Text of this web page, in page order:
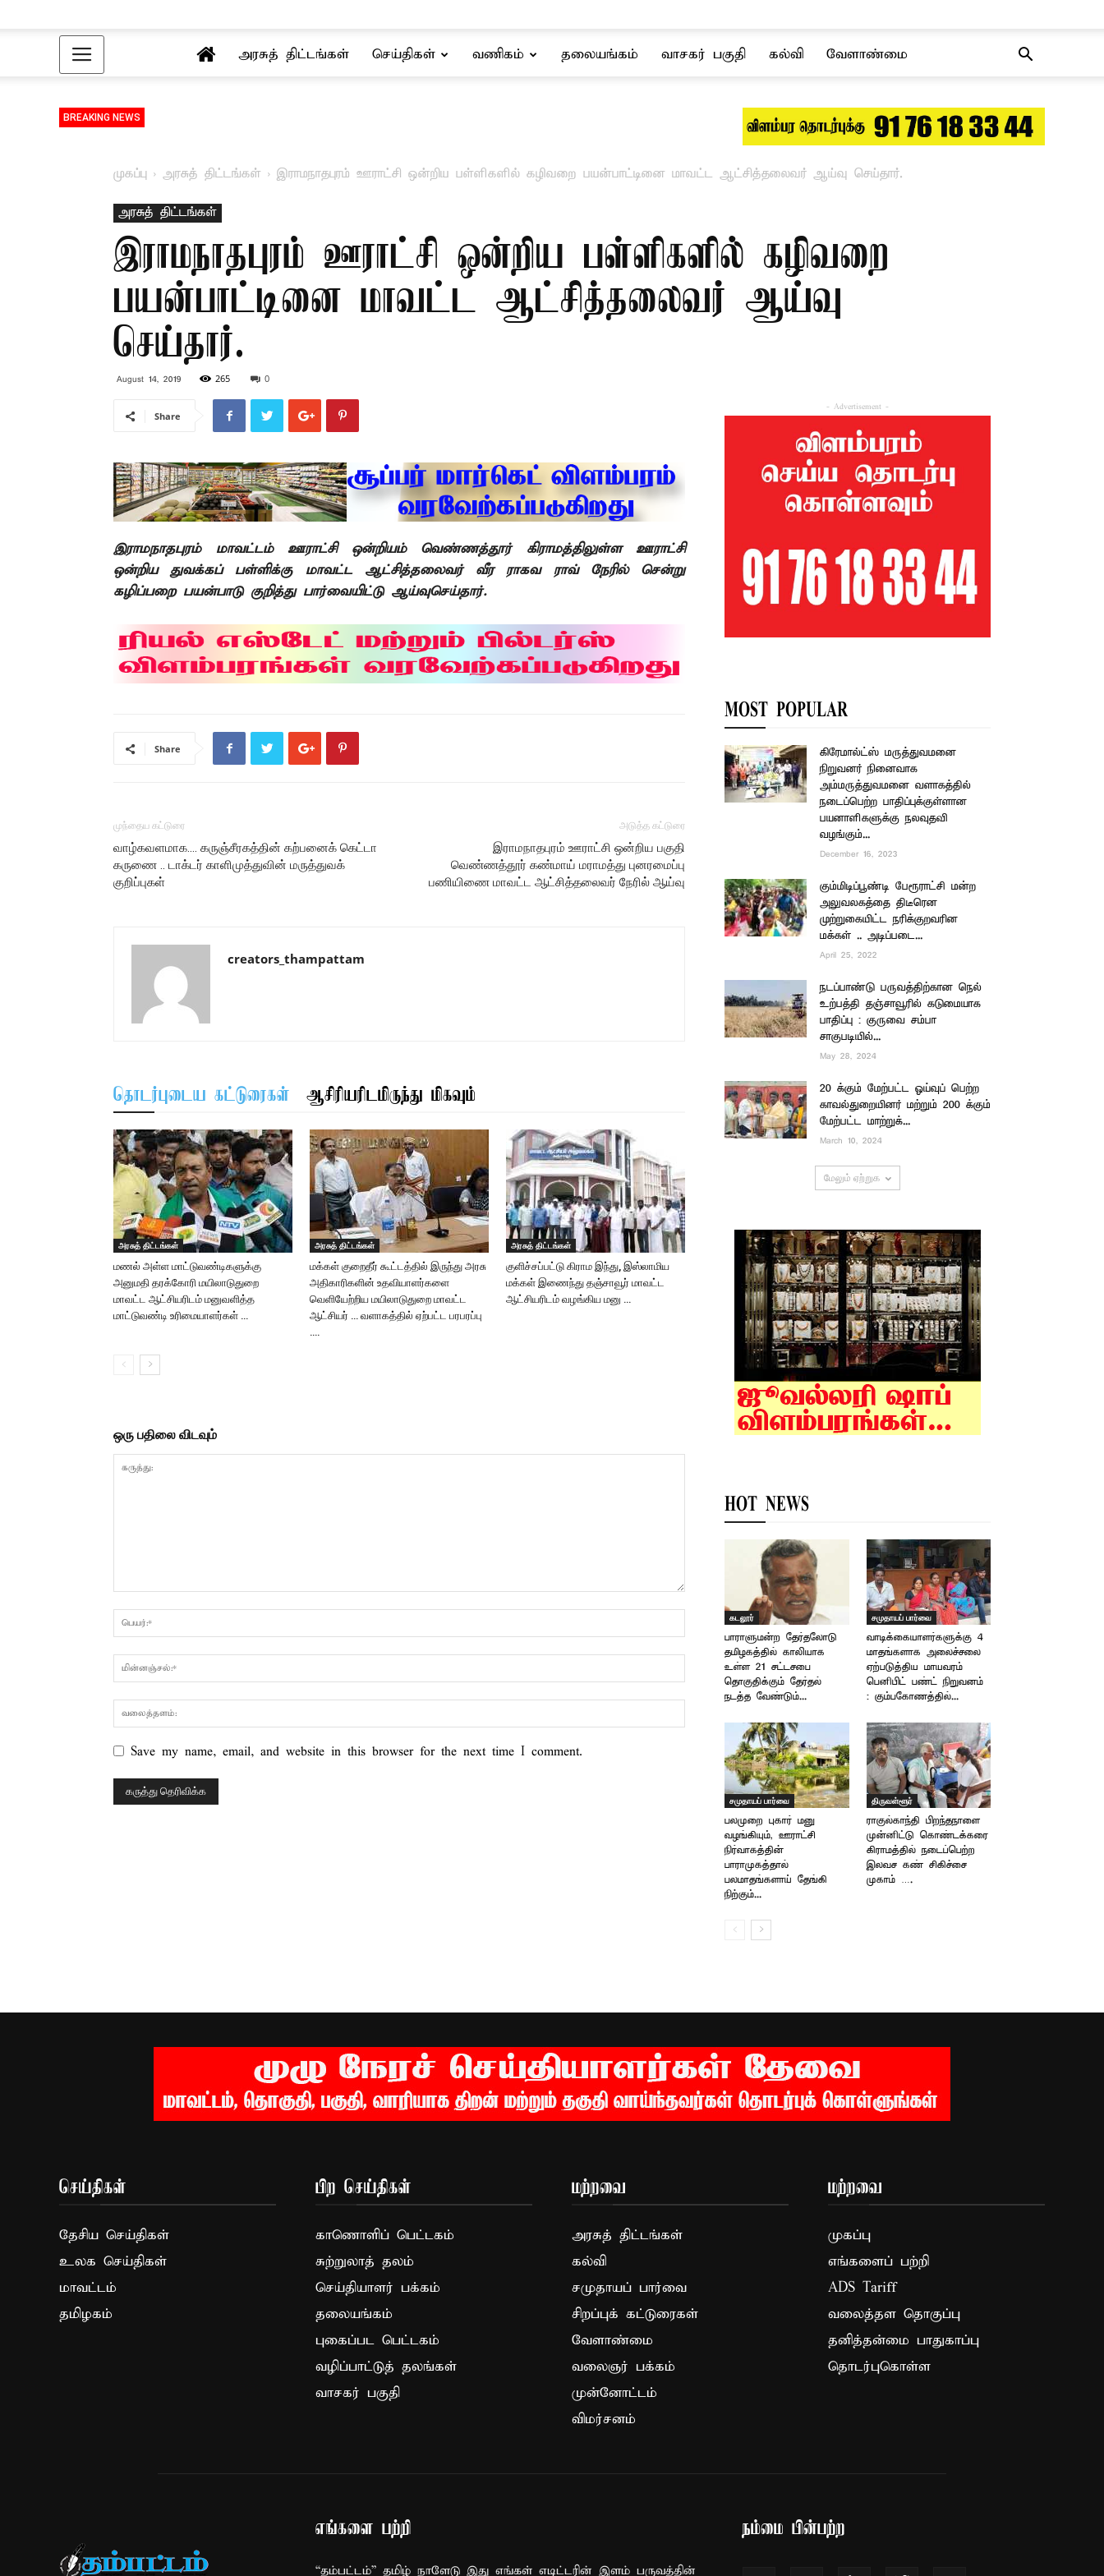
அரசுத் திட்டங்கள் செய்திகள் வணிகம் தலையங்கம் வாசகர் பகுதி கல்வி வேளாண்மை
BREAKING NEWS
முகப்பு அரசுத் திட்டங்கள் இராமநாதபுரம் ஊராட்சி ஒன்றிய பள்ளிகளில் கழிவறை பயன்பாட்டினை மாவட்ட ஆட்சித்தலைவர் ஆய்வு செய்தார்.
அரசுத் திட்டங்கள்
இராமநாதபுரம் ஊராட்சி ஒன்றிய பள்ளிகளில் கழிவறை
பயன்பாட்டினை மாவட்ட ஆட்சித்தலைவர் ஆய்வு
செய்தார்.
August 14, 2019 265 0
Share
இராமநாதபுரம் மாவட்டம் ஊராட்சி ஒன்றியம் வெண்ணத்தூர் கிராமத்திலுள்ள ஊராட்சி
ஒன்றிய துவக்கப் பள்ளிக்கு மாவட்ட ஆட்சித்தலைவர் வீர ராகவ ராவ் நேரில் சென்று
கழிப்பறை பயன்பாடு குறித்து பார்வையிட்டு ஆய்வுசெய்தார்.
Share
முந்தைய கட்டுரை
வாழ்கவளமாக…. கருஞ்சீரகத்தின் கற்பனைக் கெட்டா
கருணை .. டாக்டர் காளிமுத்துவின் மருத்துவக்
குறிப்புகள்
அடுத்த கட்டுரை
இராமநாதபுரம் ஊராட்சி ஒன்றிய பகுதி
வெண்ணத்தூர் கண்மாய் மராமத்து புனரமைப்பு
பணியிணை மாவட்ட ஆட்சித்தலைவர் நேரில் ஆய்வு
creators_thampattam
தொடர்புடைய கட்டுரைகள் ஆசிரியரிடமிருந்து மிகவும்
அரசுத் திட்டங்கள்
மணல் அள்ள மாட்டுவண்டிகளுக்கு
அனுமதி தரக்கோரி மயிலாடுதுறை
மாவட்ட ஆட்சியரிடம் மனுவளித்த
மாட்டுவண்டி உரிமையாளர்கள் …
அரசுத் திட்டங்கள்
மக்கள் குறைதீர் கூட்டத்தில் இருந்து அரசு
அதிகாரிகளின் உதவியாளர்களை
வெளியேற்றிய மயிலாடுதுறை மாவட்ட
ஆட்சியர் … வளாகத்தில் ஏற்பட்ட பரபரப்பு
….
அரசுத் திட்டங்கள்
குளிச்சப்பட்டு கிராம இந்து, இஸ்லாமிய
மக்கள் இணைந்து தஞ்சாவூர் மாவட்ட
ஆட்சியரிடம் வழங்கிய மனு …
ஒரு பதிலை விடவும்
Save my name, email, and website in this browser for the next time I comment.
- Advertisement -
MOST POPULAR
கிரேமால்ட்ஸ் மருத்துவமனை
நிறுவனர் நினைவாக
அம்மருத்துவமனை வளாகத்தில்
நடைப்பெற்ற பாதிப்புக்குள்ளான
பயனாளிகளுக்கு நலவுதவி
வழங்கும்...
December 16, 2023
கும்மிடிப்பூண்டி பேரூராட்சி மன்ற
அலுவலகத்தை திடீரென
முற்றுகையிட்ட நரிக்குறவரின
மக்கள் .. அடிப்படை...
April 25, 2022
நடப்பாண்டு பருவத்திற்கான நெல்
உற்பத்தி தஞ்சாவூரில் கடுமையாக
பாதிப்பு : குருவை சம்பா
சாகுபடியில்...
May 28, 2024
20 க்கும் மேற்பட்ட ஓய்வுப் பெற்ற
காவல்துறையினர் மற்றும் 200 க்கும்
மேற்பட்ட மாற்றுக்...
March 10, 2024
மேலும் ஏற்றுக
HOT NEWS
கடலூர்
பாராளுமன்ற தேர்தலோடு
தமிழகத்தில் காலியாக
உள்ள 21 சட்டசபை
தொகுதிக்கும் தேர்தல்
நடத்த வேண்டும்...
சமுதாயப் பார்வை
வாடிக்கையாளர்களுக்கு 4
மாதங்களாக அலைச்சலை
ஏற்படுத்திய மாயவரம்
பெனிபிட் பண்ட் நிறுவனம்
: கும்பகோணத்தில்...
சமுதாயப் பார்வை
பலமுறை புகார் மனு
வழங்கியும், ஊராட்சி
நிர்வாகத்தின்
பாராமுகத்தால்
பலமாதங்களாய் தேங்கி
நிற்கும்...
திருவள்ளூர்
ராகுல்காந்தி பிறந்தநாளை
முன்னிட்டு கொண்டக்கரை
கிராமத்தில் நடைப்பெற்ற
இலவச கண் சிகிச்சை
முகாம் ….
செய்திகள்
தேசிய செய்திகள்
உலக செய்திகள்
மாவட்டம்
தமிழகம்
பிற செய்திகள்
காணொளிப் பெட்டகம்
சுற்றுலாத் தலம்
செய்தியாளர் பக்கம்
தலையங்கம்
புகைப்பட பெட்டகம்
வழிப்பாட்டுத் தலங்கள்
வாசகர் பகுதி
மற்றவை
அரசுத் திட்டங்கள்
கல்வி
சமுதாயப் பார்வை
சிறப்புக் கட்டுரைகள்
வேளாண்மை
வலைஞர் பக்கம்
முன்னோட்டம்
விமர்சனம்
மற்றவை
முகப்பு
எங்களைப் பற்றி
ADS Tariff
வலைத்தள தொகுப்பு
தனித்தன்மை பாதுகாப்பு
தொடர்புகொள்ள
எங்களை பற்றி
“தம்பட்டம்” தமிழ் நாளேடு இது எங்கள் எடிட்டரின் இளம் பருவத்தின்
நம்மை பின்பற்ற